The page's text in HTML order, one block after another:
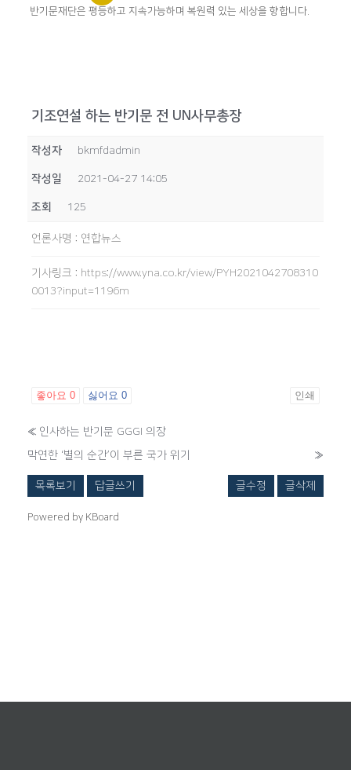
반기문재단은 평등하고 지속가능하며 복원력 있는 세상을 향합니다.
기조연설 하는 반기문 전 UN사무총장
작성자 bkmfdadmin
작성일 2021-04-27 14:05
조회 125
언론사명 : 연합뉴스
기사링크 : https://www.yna.co.kr/view/PYH2021042708310
0013?input=1196m
좋아요 0 싫어요 0 인쇄
« 인사하는 반기문 GGGI 의장
막연한 ‘별의 순간’이 부른 국가 위기
»
목록보기 답글쓰기 글수정 글삭제
Powered by KBoard